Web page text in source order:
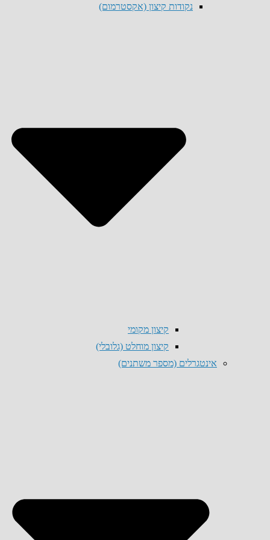
נקודות קיצון (אקסטרמום)
קיצון מקומי
קיצון מוחלט (גלובלי)
אינטגרלים (מספר משתנים)